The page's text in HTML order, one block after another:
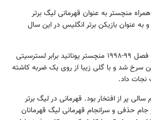
سال ۱۹۹۷ به همراه منچستر به عنوان قهرمانی لیگ برتر
عنوان بازیکن برتر انگلیس در این سال
وی در نخستین بازی فصل ۹۹-۱۹۹۸ منچستر یوناتید برابر لسترسیتی
سرخ شد و با گلی زیبا از روی یک ضربه کاشته
داد.
بکهام سالی پر از افتخار بود. قهرمانی در لیگ برتر
جام حذفی و سرانجام قهرمانی لیگ قهرمانان